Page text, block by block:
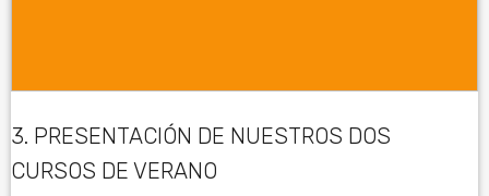
3. PRESENTACIÓN DE NUESTROS DOS
CURSOS DE VERANO